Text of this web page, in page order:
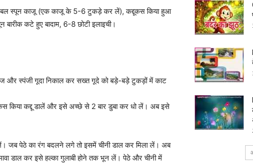
टेबल स्पून काजू (एक काजू के 5-6 टुकड़े कर लें), कद्दूकस किया हुआ
कटे हुए बादाम, 6-8 छोटी इलाइची।
और स्पंजी गूदा निकाल कर सख्त गूदे को बड़े-बड़े टुकड़ों में काट
किया कद्दू डालें और इसे अच्छे से 2 बार डुबा कर धो लें। अब इसे
जब पेठे का रंग बदलने लगे तो इसमें चीनी डाल कर मिला लें। अब
डाल कर इसे हल्का गुलाबी होने तक भून लें। पेठे और चीनी में